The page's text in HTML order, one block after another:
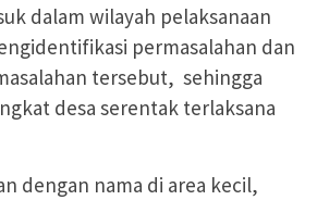
dalam wilayah pelaksanaan
permasalahan dan
tersebut, sehingga
desa serentak terlaksana
dengan nama di area kecil,